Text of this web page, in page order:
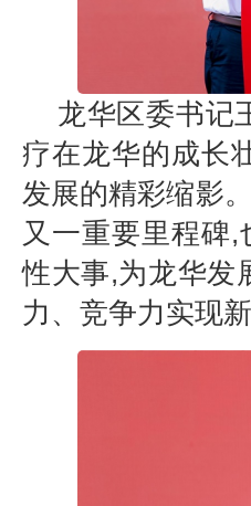
龙华区委书记
疗在龙华的成长
发展的精彩缩影
又一重要里程碑
性大事,为龙华发
力、竞争力实现新